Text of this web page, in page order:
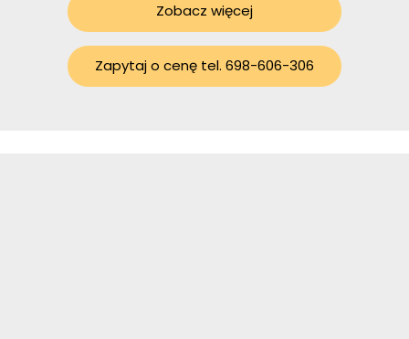
Zapytaj o cenę tel. 698-606-306
Zobacz więcej